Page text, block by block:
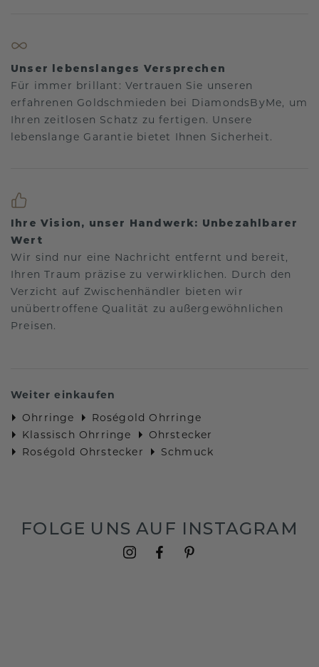
Unser lebenslanges Versprechen
Für immer brillant: Vertrauen Sie unseren
erfahrenen Goldschmieden bei DiamondsByMe, um
Ihren zeitlosen Schatz zu fertigen. Unsere
lebenslange Garantie bietet Ihnen Sicherheit.
Ihre Vision, unser Handwerk: Unbezahlbarer
Wert
Wir sind nur eine Nachricht entfernt und bereit,
Ihren Traum präzise zu verwirklichen. Durch den
Verzicht auf Zwischenhändler bieten wir
unübertroffene Qualität zu außergewöhnlichen
Preisen.
Weiter einkaufen
Ohrringe
Roségold Ohrringe
Klassisch Ohrringe
Ohrstecker
Roségold Ohrstecker
Schmuck
FOLGE UNS AUF INSTAGRAM